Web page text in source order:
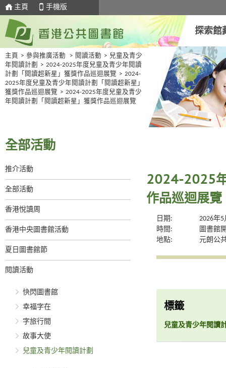
主頁 手機版
探索館
主頁 > 參與推廣活動 > 閱讀活動 > 兒童及青少
年閱讀計劃
> 2024-2025年度兒童及青少年閱讀
計劃「閱讀超新星」獲獎作品巡迴展覽 > 2024-
2025年度兒童及青少年閱讀計劃「閱讀超新星」
獲獎作品巡迴展覽 > 2024-2025年度兒童及青少
年閱讀計劃「閱讀超新星」獲獎作品巡迴展覽
全部活動
推介活動
全部活動
香港悅讀周
香港中央圖書館活動
夏日圖書館節
閱讀活動
快閃圖書館
幸福字在
字旅行間
故事大使
兒童及青少年閱讀計劃
2024-2025年
作品巡迴展覽
日期:
2026年
時間:
圖書館
地點:
元朗公
標籤
兒童及青少年閱讀